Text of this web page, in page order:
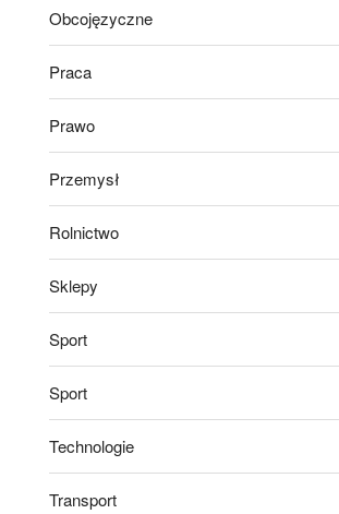
Obcojęzyczne
Praca
Prawo
Przemysł
Rolnictwo
Sklepy
Sport
Sport
Technologie
Transport